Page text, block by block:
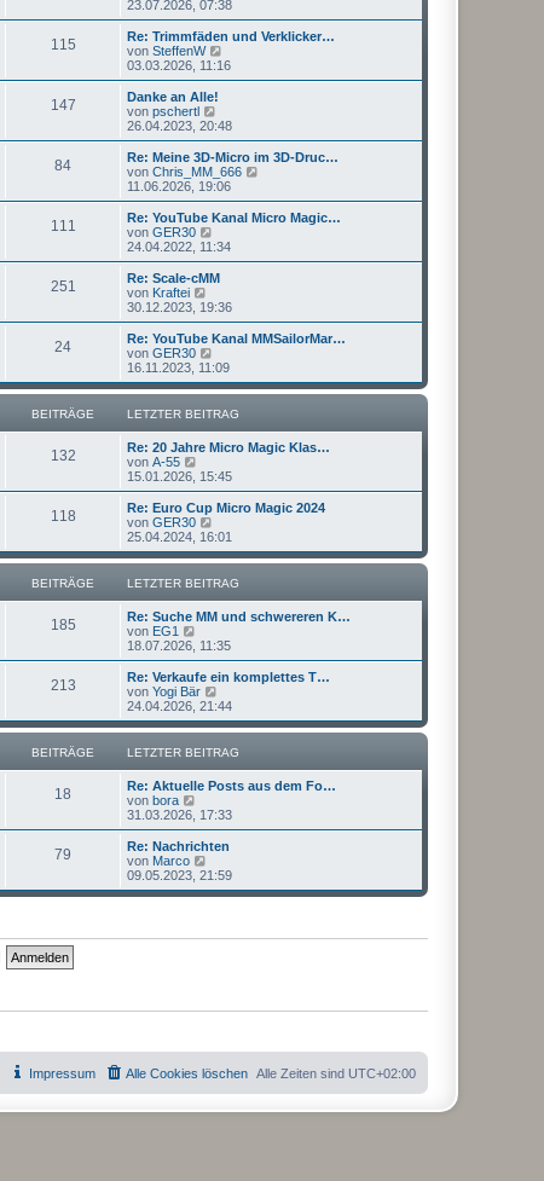
a
g
B
e
i
g
e
u
e
s
t
r
B
e
i
r
a
g
23.07.2026, 07:38
115
Re: Trimmfäden und Verklicker…
von SteffenW
e
u
t
r
B
e
i
r
g
03.03.2026, 11:16
147
Danke an Alle!
von pschertl
e
u
e
s
t
r
B
e
i
r
g
26.04.2023, 20:48
84
Re: Meine 3D-Micro im 3D-Druc…
von Chris_MM_666
u
e
r
11.06.2026, 19:06
111
Re: YouTube Kanal Micro Magic…
von GER30
e
u
e
t
r
B
e
i
t
a
g
24.04.2022, 11:34
251
Re: Scale-cMM
von Kraftei
e
u
e
s
t
r
B
e
i
t
a
g
30.12.2023, 19:36
24
Re: YouTube Kanal MMSailorMar…
von GER30
e
u
e
s
r
e
i
t
a
g
16.11.2023, 11:09
BEITRÄGE LETZTER BEITRAG
132
Re: 20 Jahre Micro Magic Klas…
von A-55
e
u
e
s
t
r
B
e
i
t
a
g
15.01.2026, 15:45
118
Re: Euro Cup Micro Magic 2024
von GER30
e
u
e
s
r
e
i
t
r
a
g
25.04.2024, 16:01
BEITRÄGE LETZTER BEITRAG
185
Re: Suche MM und schwereren K…
von EG1
e
u
e
s
t
r
B
e
i
t
a
g
18.07.2026, 11:35
213
Re: Verkaufe ein komplettes T…
von Yogi Bär
e
u
e
s
r
e
i
t
a
g
24.04.2026, 21:44
BEITRÄGE LETZTER BEITRAG
18
Re: Aktuelle Posts aus dem Fo…
von bora
e
u
e
s
t
r
i
31.03.2026, 17:33
79
Re: Nachrichten
von Marco
e
u
09.05.2023, 21:59
Alle Zeiten sind UTC+02:00
Alle Cookies löschen
Impressum